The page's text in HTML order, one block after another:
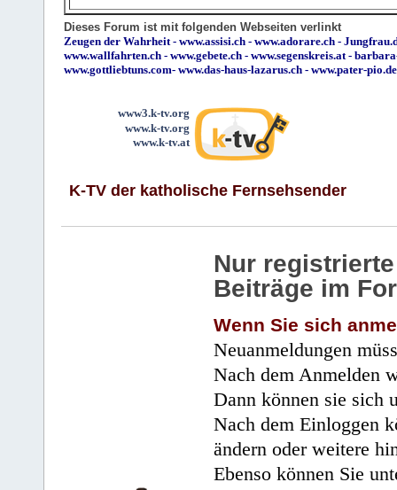
Dieses Forum ist mit folgenden Webseiten verlinkt
Zeugen der Wahrheit- www.assisi.ch - www.adorare.ch -
www.wallfahrten.ch - www.gebete.ch - www.segenskreis.at-
www.gottliebtuns.com- www.das-haus-lazarus.ch - www.pater-pio.de
www3.k-tv.org
www.k-tv.org
www.k-tv.at
K-TV der katholische Fernsehsender
Nur
Beiträge im
Wenn Sie sich
Neuanmeldungen
Nach dem Anmelden
Dann können sie sich
Nach dem Einloggen
ändern oder weitere
Ebenso können Sie